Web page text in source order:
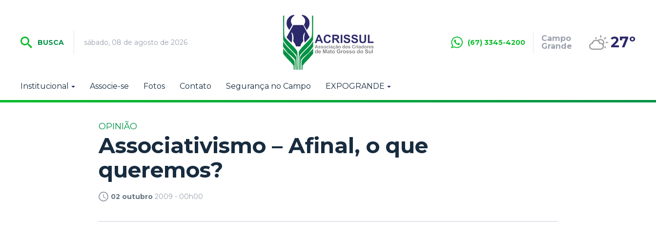
BUSCA sábado, 08 de agosto de 2026 (67) 3345-4200
Campo
Grande
27º
Institucional Associe-se Fotos Contato Segurança no Campo EXPOGRANDE
OPINIÃO
Associativismo – Afinal, o que
queremos?
02 outubro 2009 - 00h00